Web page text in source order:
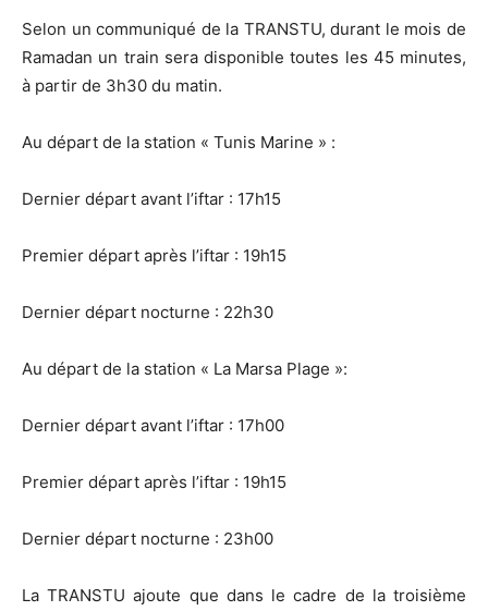
Selon un communiqué de la TRANSTU, durant le mois de
Ramadan un train sera disponible toutes les 45 minutes,
à partir de 3h30 du matin.
Au départ de la station « Tunis Marine » :
Dernier départ avant l’iftar : 17h15
Premier départ après l’iftar : 19h15
Dernier départ nocturne : 22h30
Au départ de la station « La Marsa Plage »:
Dernier départ avant l’iftar : 17h00
Premier départ après l’iftar : 19h15
Dernier départ nocturne : 23h00
La TRANSTU ajoute que dans le cadre de la troisième